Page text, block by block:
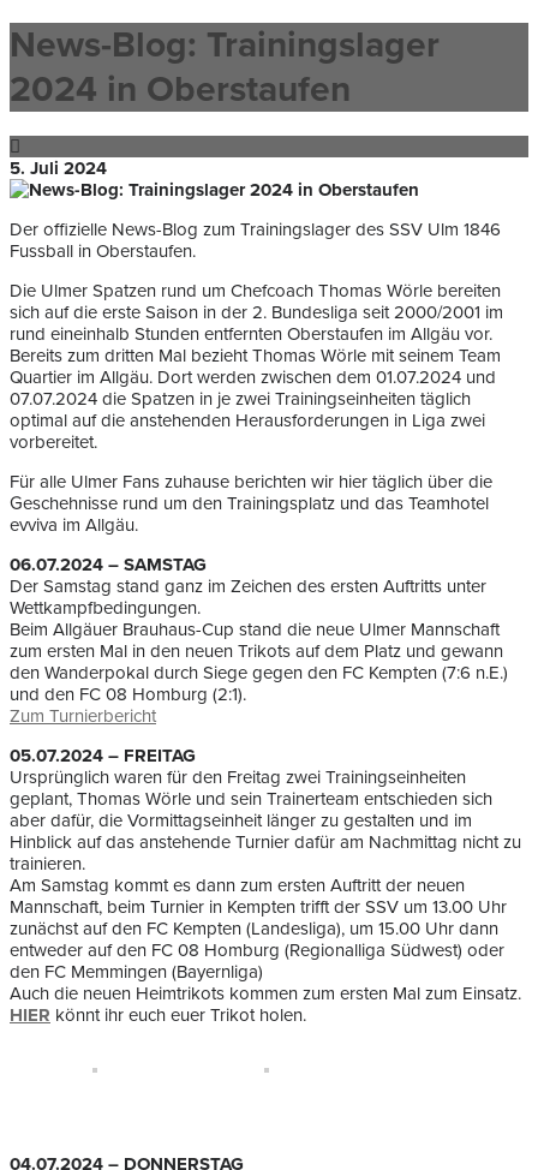
News-Blog: Trainingslager
2024 in Oberstaufen
5. Juli 2024
Der offizielle News-Blog zum Trainingslager des SSV Ulm 1846
Fussball in Oberstaufen.
Die Ulmer Spatzen rund um Chefcoach Thomas Wörle bereiten
sich auf die erste Saison in der 2. Bundesliga seit 2000/2001 im
rund eineinhalb Stunden entfernten Oberstaufen im Allgäu vor.
Bereits zum dritten Mal bezieht Thomas Wörle mit seinem Team
Quartier im Allgäu. Dort werden zwischen dem 01.07.2024 und
07.07.2024 die Spatzen in je zwei Trainingseinheiten täglich
optimal auf die anstehenden Herausforderungen in Liga zwei
vorbereitet.
Für alle Ulmer Fans zuhause berichten wir hier täglich über die
Geschehnisse rund um den Trainingsplatz und das Teamhotel
evviva im Allgäu.
06.07.2024 – SAMSTAG
Der Samstag stand ganz im Zeichen des ersten Auftritts unter
Wettkampfbedingungen.
Beim Allgäuer Brauhaus-Cup stand die neue Ulmer Mannschaft
zum ersten Mal in den neuen Trikots auf dem Platz und gewann
den Wanderpokal durch Siege gegen den FC Kempten (7:6 n.E.)
und den FC 08 Homburg (2:1).
Zum Turnierbericht
05.07.2024 – FREITAG
Ursprünglich waren für den Freitag zwei Trainingseinheiten
geplant, Thomas Wörle und sein Trainerteam entschieden sich
aber dafür, die Vormittagseinheit länger zu gestalten und im
Hinblick auf das anstehende Turnier dafür am Nachmittag nicht zu
trainieren.
Am Samstag kommt es dann zum ersten Auftritt der neuen
Mannschaft, beim Turnier in Kempten trifft der SSV um 13.00 Uhr
zunächst auf den FC Kempten (Landesliga), um 15.00 Uhr dann
entweder auf den FC 08 Homburg (Regionalliga Südwest) oder
den FC Memmingen (Bayernliga)
Auch die neuen Heimtrikots kommen zum ersten Mal zum Einsatz.
HIER könnt ihr euch euer Trikot holen.
04.07.2024 – DONNERSTAG